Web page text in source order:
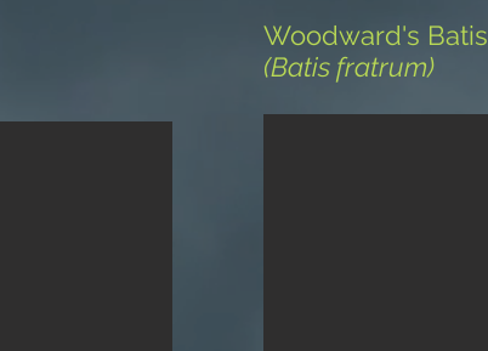
Woodward's Batis
(Batis fratrum)